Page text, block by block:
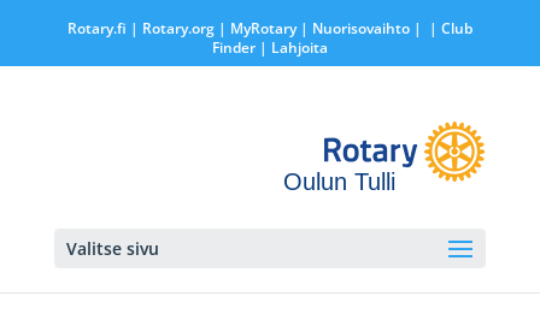
Rotary.fi | Rotary.org| MyRotary | Nuorisovaihto|
| Club
Finder| Lahjoita
Oulun Tulli
Valitse sivu